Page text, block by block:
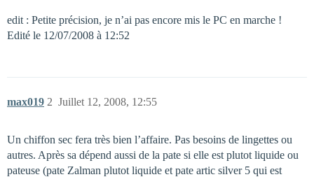
edit : Petite précision, je n’ai pas encore mis le PC en marche !
Edité le 12/07/2008 à 12:52
max019 Juillet 12, 2008, 12:55
2
Un chiffon sec fera très bien l’affaire. Pas besoins de lingettes ou
autres. Après sa dépend aussi de la pate si elle est plutot liquide ou
pateuse (pate Zalman plutot liquide et pate artic silver 5 qui est